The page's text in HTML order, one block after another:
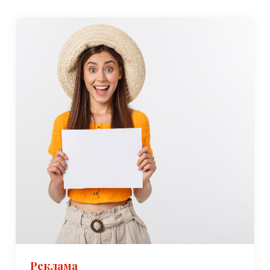
изучить окрестности, доступны такси и микроавтобусы.
Аренда автомобиля также является вариантом для
посетителей, которые хотят большей гибкости в
изучении достопримечательностей региона.
Лучшее время для посещения
Килимли имеет умеренный морской климат, типичный
для Черноморского региона. , с мягкой дождливой зимой
и теплым влажным летом. Лучшее время для
посещения Килимли — весенние (с апреля по июнь) и
осенние (с сентября по ноябрь) месяцы, когда погода
мягкая и идеально подходит для активного отдыха,
такого как пешие походы, рыбалка и изучение
живописной береговой линии города. В эти сезоны в
полной мере оценить его спокойную атмосферу.
Реклама